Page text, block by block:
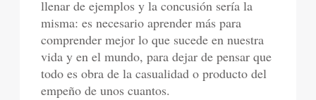
llenar de ejemplos y la concusión sería la
misma: es necesario aprender más para
comprender mejor lo que sucede en nuestra
vida y en el mundo, para dejar de pensar que
todo es obra de la casualidad o producto del
empeño de unos cuantos.